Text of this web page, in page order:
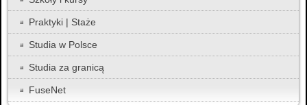
Praktyki | Staże
Studia w Polsce
Studia za granicą
FuseNet